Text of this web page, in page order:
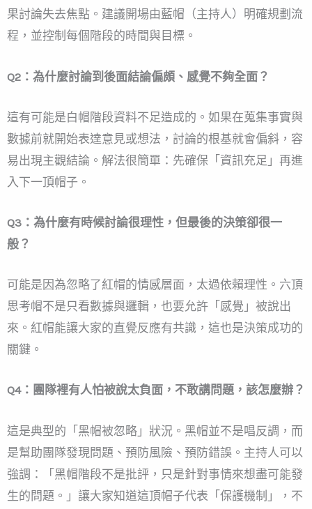
果討論失去焦點。建議開場由藍帽（主持人）明確規劃流
程，並控制每個階段的時間與目標。
Q2：為什麼討論到後面結論偏頗、感覺不夠全面？
這有可能是白帽階段資料不足造成的。如果在蒐集事實與
數據前就開始表達意見或想法，討論的根基就會偏斜，容
易出現主觀結論。解法很簡單：先確保「資訊充足」再進
入下一頂帽子。
Q3：為什麼有時候討論很理性，但最後的決策卻很一
般？
可能是因為忽略了紅帽的情感層面，太過依賴理性。六頂
思考帽不是只看數據與邏輯，也要允許「感覺」被說出
來。紅帽能讓大家的直覺反應有共識，這也是決策成功的
關鍵。
Q4：團隊裡有人怕被說太負面，不敢講問題，該怎麼辦？
這是典型的「黑帽被忽略」狀況。黑帽並不是唱反調，而
是幫助團隊發現問題、預防風險、預防錯誤。主持人可以
強調：「黑帽階段不是批評，只是針對事情來想盡可能發
生的問題。」讓大家知道這頂帽子代表「保護機制」，不